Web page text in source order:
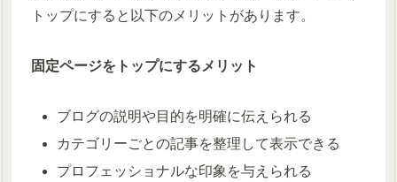
トップにすると以下のメリットがあります。
固定ページをトップにするメリット
ブログの説明や目的を明確に伝えられる
カテゴリーごとの記事を整理して表示できる
プロフェッショナルな印象を与えられる